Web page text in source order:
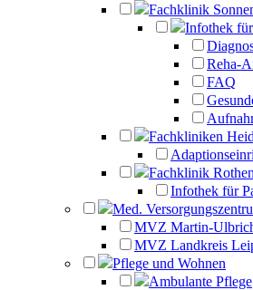
Fachklinik
Infothek
Reha-
FAQ
Fachkliniken
Fachklinik
Infothek für
Med.
MVZ Martin-
MVZ Landkreis
Pflege und Wohnen
Ambulante Pflege